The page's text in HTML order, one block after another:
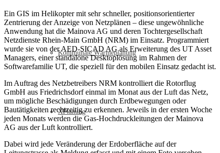
Kommunale Wärmeplanung
XPlanung
Ein GIS im Helikopter mit sehr schneller, positionsorientierter
Zentrierung der Anzeige von Netzplänen – diese ungewöhnliche
Anwendung hat die Mainova AG und deren Tochtergesellschaft
Netzdienste Rhein-Main GmbH (NRM) im Einsatz. Programmiert
wurde sie von der AED-SICAD AG als Erweiterung des UT Asset
Managers, einer standalone Desktoplösung im Rahmen der
Softwarefamilie UT, die speziell für den mobilen Einsatz gedacht ist.
Im Auftrag des Netzbetreibers NRM kontrolliert die Rotorflug
GmbH aus Friedrichsdorf einmal im Monat aus der Luft das Netz,
um mögliche Beschädigungen durch Erdbewegungen oder
Bautätigkeiten rechtzeitig zu erkennen. Jeweils in der ersten Woche
jeden Monats werden die Gas-Hochdruckleitungen der Mainova
AG aus der Luft kontrolliert.
Dabei wird jede Veränderung der Erdoberfläche auf der